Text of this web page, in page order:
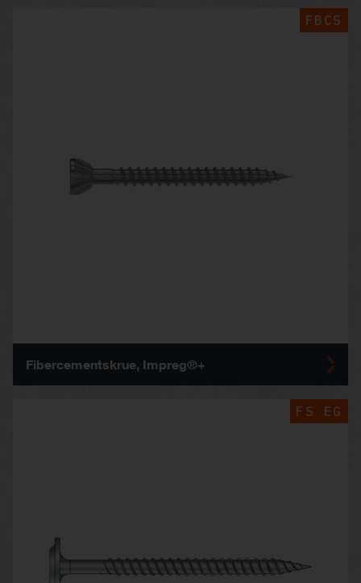
FBCS
Fibercementskrue, Impreg®+
FS EG